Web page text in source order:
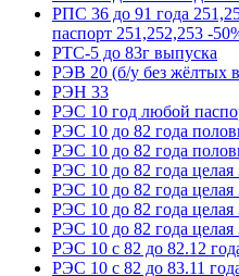
РПС 36 до 91 года
паспорт 251,252,253 -
РТС-5 до 83г выпуска
РЭВ 20 (б/у без жёлтых
РЭН 33
РЭС 10 год любой
РЭС 10 до 82 года
РЭС 10 до 82 года
РЭС 10 до 82 года целая
РЭС 10 до 82 года целая
РЭС 10 до 82 года целая
РЭС 10 до 82 года целая
РЭС 10 с 82 до 82.12
РЭС 10 с 82 до 83.11